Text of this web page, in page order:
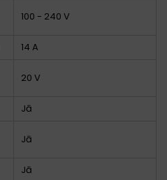
100 - 240 V
14 A
20 V
Jā
Jā
Jā